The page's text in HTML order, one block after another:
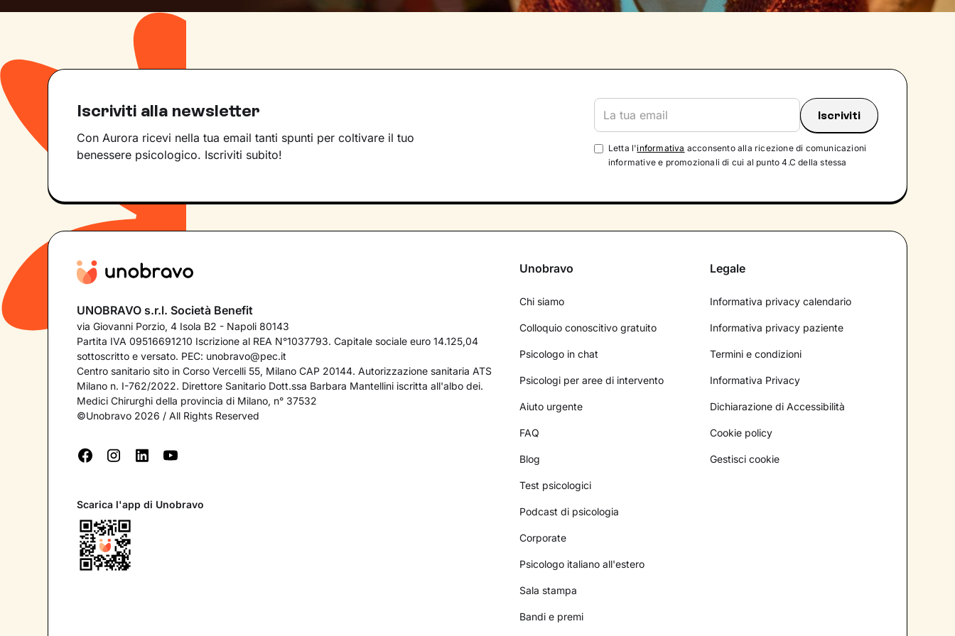
Iscriviti alla newsletter
Con Aurora ricevi nella tua email tanti spunti per coltivare il tuo
benessere psicologico. Iscriviti subito!
Letta l'informativa acconsento alla ricezione di comunicazioni
informative e promozionali di cui al punto 4.C della stessa
UNOBRAVO s.r.l. Società Benefit
via Giovanni Porzio, 4 Isola B2 - Napoli 80143
Partita IVA 09516691210 Iscrizione al REA N°1037793. Capitale sociale euro 14.125,04
sottoscritto e versato. PEC: unobravo@pec.it
Centro sanitario sito in Corso Vercelli 55, Milano CAP 20144. Autorizzazione sanitaria ATS
Milano n. I-762/2022. Direttore Sanitario Dott.ssa Barbara Mantellini iscritta all'albo dei.
Medici Chirurghi della provincia di Milano, n° 37532
©Unobravo 2026 / All Rights Reserved
Scarica l'app di Unobravo
Unobravo
Chi siamo
Colloquio conoscitivo gratuito
Psicologo in chat
Psicologi per aree di intervento
Aiuto urgente
FAQ
Blog
Test psicologici
Podcast di psicologia
Corporate
Psicologo italiano all'estero
Sala stampa
Bandi e premi
Legale
Informativa privacy calendario
Informativa privacy paziente
Termini e condizioni
Informativa Privacy
Dichiarazione di Accessibilità
Cookie policy
Gestisci cookie